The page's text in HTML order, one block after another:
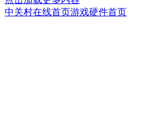
中关村在线首页游戏硬件首页